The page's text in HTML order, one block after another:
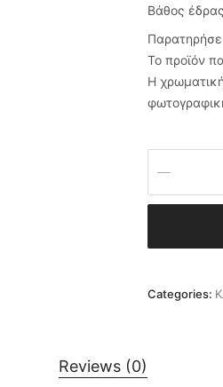
Βάθος
Το προϊόν
Η
Categories:
Reviews (0)